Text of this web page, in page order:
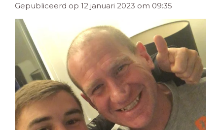
Gepubliceerd op 12 januari 2023 om 09:35